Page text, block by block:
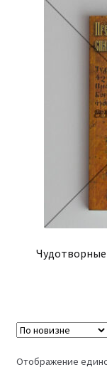
Отображение